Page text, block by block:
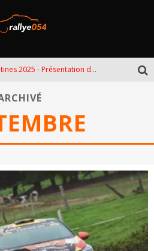
Chevrotines 2025 - Présentation de l'épreuve
Spa 2025 - Présentation de l'épreuve